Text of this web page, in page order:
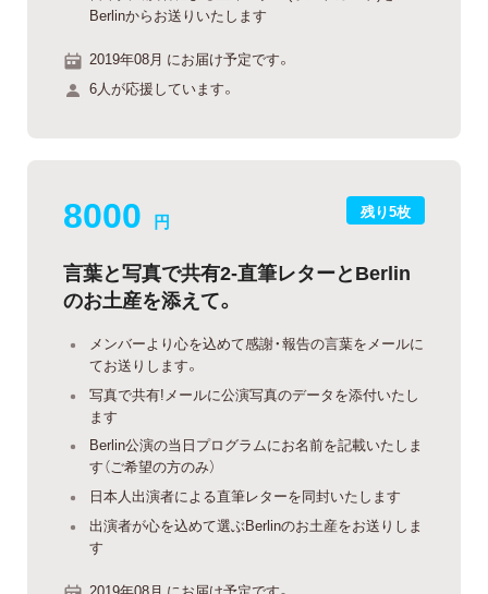
Berlinからお送りいたします
2019年08月 にお届け予定です。
6人が応援しています。
残り5枚
8000 円
言葉と写真で共有2-直筆レターとBerlin
のお土産を添えて。
メンバーより心を込めて感謝・報告の言葉をメールに
てお送りします。
写真で共有!メールに公演写真のデータを添付いたし
ます
Berlin公演の当日プログラムにお名前を記載いたしま
す（ご希望の方のみ）
日本人出演者による直筆レターを同封いたします
出演者が心を込めて選ぶBerlinのお土産をお送りしま
す